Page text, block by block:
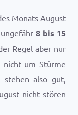
Monats August
8 bis 15
Regel aber nur
nicht um Stürme
stehen also gut,
nicht stören